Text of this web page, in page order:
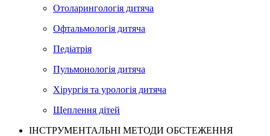
Отоларингологія дитяча
Офтальмологія дитяча
Педіатрія
Пульмонологія дитяча
Хірургія та урологія дитяча
Щеплення дітей
ІНСТРУМЕНТАЛЬНІ МЕТОДИ ОБСТЕЖЕННЯ